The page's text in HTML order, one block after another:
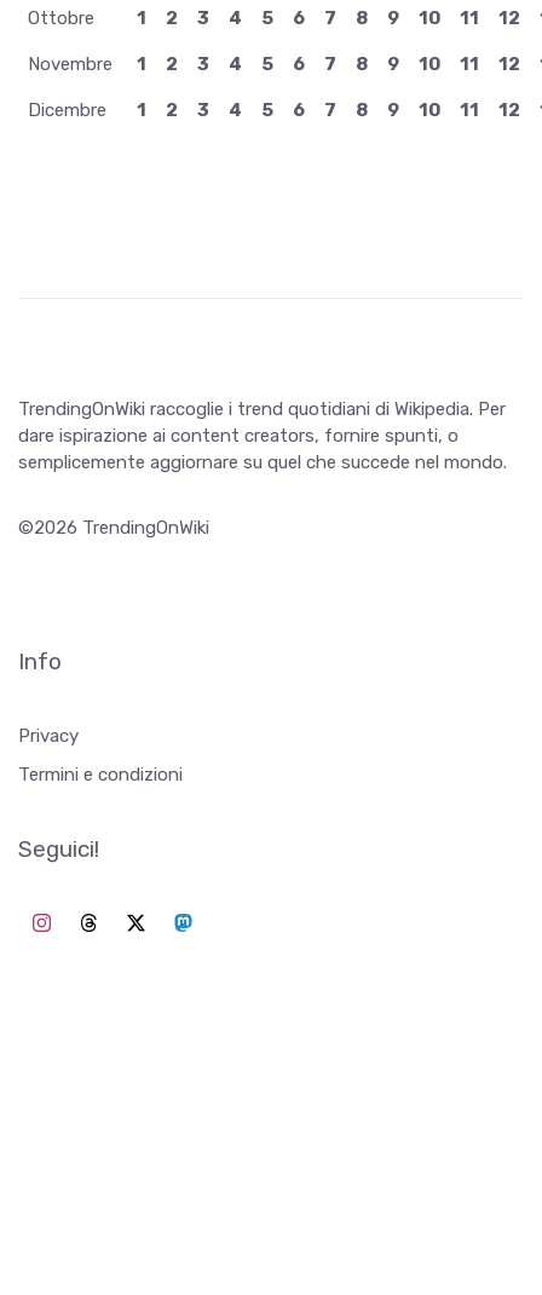
Ottobre 1 2 3 4 5 6 7 8 9 10 11 12
Novembre 1 2 3 4 5 6 7 8 9 10 11 12
Dicembre 1 2 3 4 5 6 7 8 9 10 11 12
TrendingOnWiki raccoglie i trend quotidiani di Wikipedia. Per
dare ispirazione ai content creators, fornire spunti, o
semplicemente aggiornare su quel che succede nel mondo.
©2026 TrendingOnWiki
Info
Privacy
Termini e condizioni
Seguici!